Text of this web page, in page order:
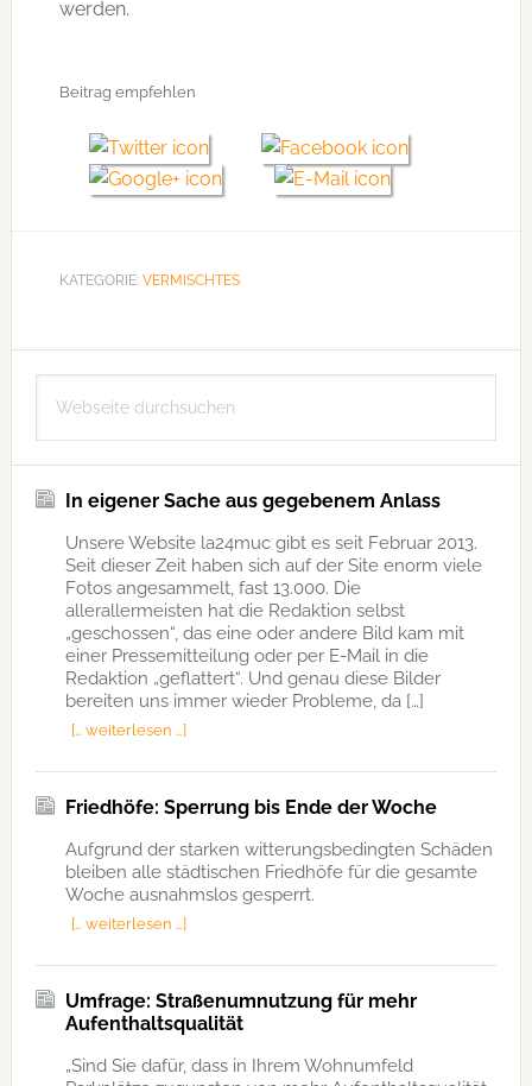
werden.
Beitrag empfehlen
KATEGORIE: VERMISCHTES
Seitenspalte
durchsuchen
In eigener Sache aus gegebenem Anlass
Unsere Website la24muc gibt es seit Februar 2013.
Seit dieser Zeit haben sich auf der Site enorm viele
Fotos angesammelt, fast 13.000. Die
allerallermeisten hat die Redaktion selbst
„geschossen“, das eine oder andere Bild kam mit
einer Pressemitteilung oder per E-Mail in die
Redaktion „geflattert“. Und genau diese Bilder
bereiten uns immer wieder Probleme, da […]
[… weiterlesen …]
Friedhöfe: Sperrung bis Ende der Woche
Aufgrund der starken witterungsbedingten Schäden
bleiben alle städtischen Friedhöfe für die gesamte
Woche ausnahmslos gesperrt.
[… weiterlesen …]
Umfrage: Straßenumnutzung für mehr
Aufenthaltsqualität
„Sind Sie dafür, dass in Ihrem Wohnumfeld